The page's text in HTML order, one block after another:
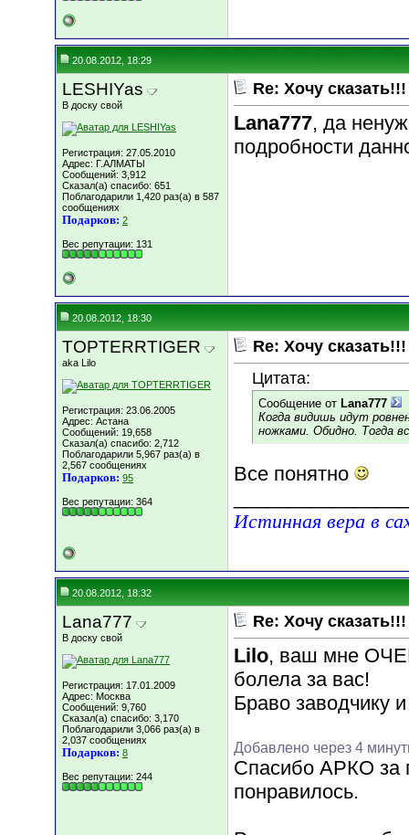
20.08.2012, 18:29
LESHIYas
В доску свой
Регистрация: 27.05.2010
Адрес: Г.АЛМАТЫ
Сообщений: 3,912
Сказал(а) спасибо: 651
Поблагодарили 1,420 раз(а) в 587
сообщениях
Подарков: 2
Вес репутации: 131
Re: Хочу
Lana777, да
подробности
20.08.2012, 18:30
TOPTERRTIGER
aka Lilo
Регистрация: 23.06.2005
Адрес: Астана
Сообщений: 19,658
Сказал(а) спасибо: 2,712
Поблагодарили 5,967 раз(а) в
2,567 сообщениях
Подарков: 95
Вес репутации: 364
Re: Хочу
Цитата:
Сообщение от Lana777
Когда видишь идут
ножками. Обидно. Тогда
Все понятно
Истинная вера в
20.08.2012, 18:32
Lana777
В доску свой
Регистрация: 17.01.2009
Адрес: Москва
Сообщений: 9,760
Сказал(а) спасибо: 3,170
Поблагодарили 3,066 раз(а) в
2,037 сообщениях
Подарков: 8
Вес репутации: 244
Re: Хочу
Lilo, ваш мне
болела за вас!
Браво заводчику
Добавлено через 4
Спасибо АРКО за
понравилось.